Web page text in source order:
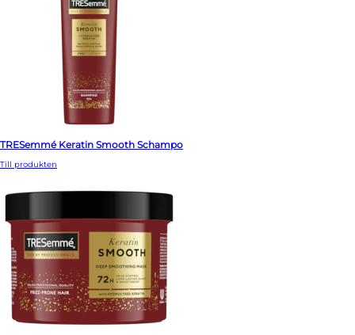
TRESemmé Keratin Smooth Schampo
Till produkten